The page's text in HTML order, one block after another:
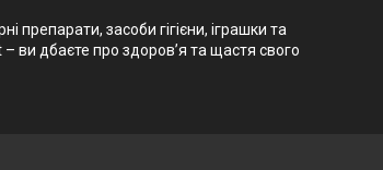
засоби гігієни, іграшки та
ви дбаєте про здоров’я та щастя свого